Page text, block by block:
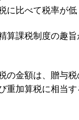
比べて税率が低
算課税制度の趣
の金額は、贈与
重加算税に相当